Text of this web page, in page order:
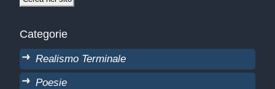
Categorie
Realismo Terminale
Poesie